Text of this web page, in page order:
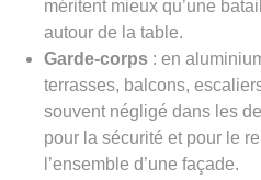
méritent mieux qu’une
autour de la table.
Garde-corps : en
terrasses, balcons,
souvent négligé dans les
pour la sécurité et pour le
l’ensemble d’une façade.